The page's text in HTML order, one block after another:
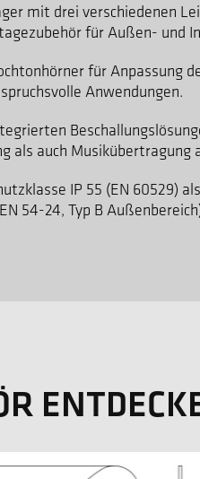
mit drei verschiedenen
für Außen- und
für Anpassung
Anwendungen.
als auch
IP 55 (EN 60529)
54-24, Typ B